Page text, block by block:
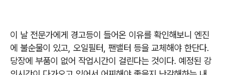
이 날 전문가에게 경고등이 들어온 이유를 확인해보니 엔진
에 불순물이 있고 오일필터, 팬밸터 등을 교체해야 한단다.
당장에 부품이 없어 작업시간이 걸린다는 것이다. 예정된 강